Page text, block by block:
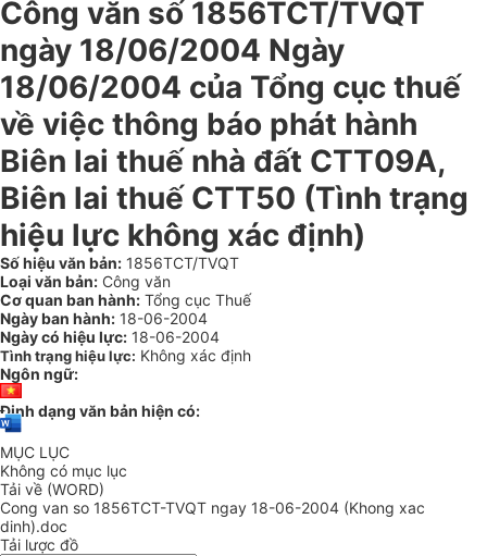
Công văn số 1856TCT/TVQT
ngày 18/06/2004 Ngày
18/06/2004 của Tổng cục thuế
về việc thông báo phát hành
Biên lai thuế nhà đất CTT09A,
Biên lai thuế CTT50 (Tình trạng
hiệu lực không xác định)
Số hiệu văn bản: 1856TCT/TVQT
Loại văn bản: Công văn
Cơ quan ban hành: Tổng cục Thuế
Ngày ban hành: 18-06-2004
Ngày có hiệu lực: 18-06-2004
Tình trạng hiệu lực: Không xác định
Ngôn ngữ:
Định dạng văn bản hiện có:
MỤC LỤC
Không có mục lục
Tải về (WORD)
Cong van so 1856TCT-TVQT ngay 18-06-2004 (Khong xac
dinh).doc
Tải lược đồ